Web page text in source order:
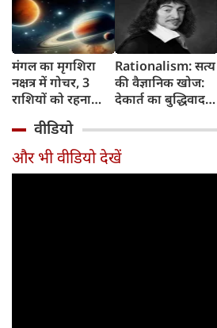
मंगल का मृगशिरा
नक्षत्र में गोचर, 3
राशियों को रहना
सावधान
Rationalism: सत्य
की वैज्ञानिक खोज:
देकार्त का बुद्धिवाद
का जन्म
वीडियो
और भी वीडियो देखें